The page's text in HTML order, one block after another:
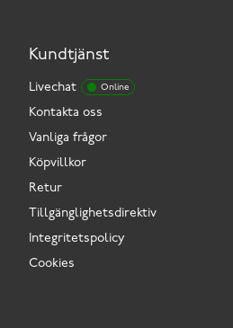
Kundtjänst
Livechat Online
Kontakta oss
Vanliga frågor
Köpvillkor
Retur
Tillgänglighetsdirektiv
Integritetspolicy
Cookies